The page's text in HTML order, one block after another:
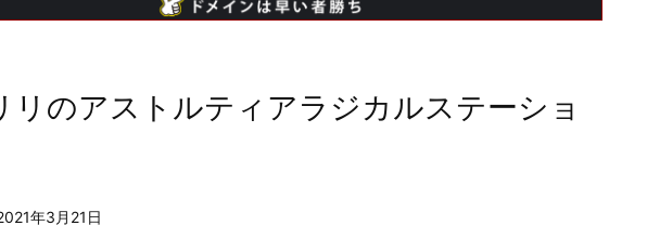
のアストルティアラジカルステーショ
年3月21日